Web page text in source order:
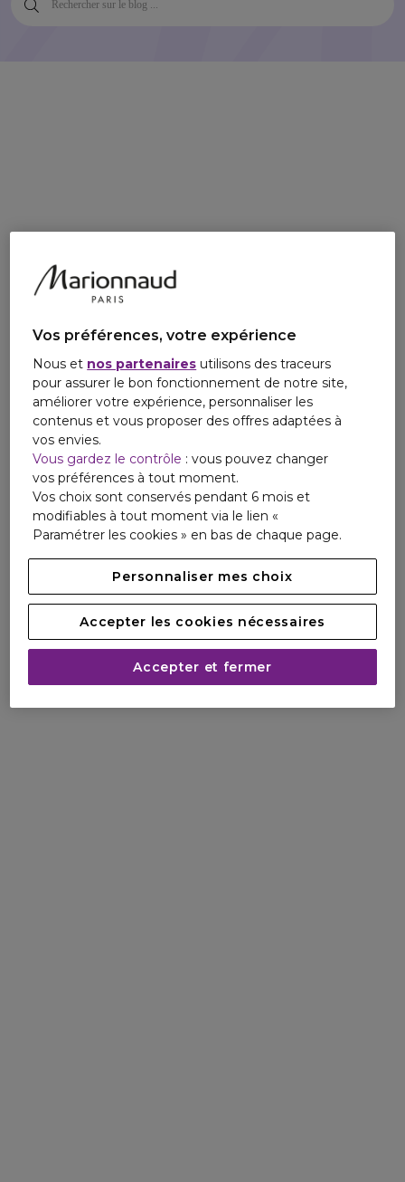
Vos préférences, votre expérience
Nous et nos partenaires utilisons des traceurs
pour assurer le bon fonctionnement de notre site,
améliorer votre expérience, personnaliser les
contenus et vous proposer des offres adaptées à
vos envies.
Vous gardez le contrôle : vous pouvez changer
vos préférences à tout moment.
Vos choix sont conservés pendant 6 mois et
modifiables à tout moment via le lien «
Paramétrer les cookies » en bas de chaque page.
Personnaliser mes choix
Accepter les cookies nécessaires
Accepter et fermer